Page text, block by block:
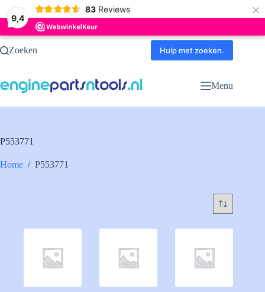
9,4
83 Reviews ×
Ga
naarZoeken Hulp met zoeken.
Menu
P553771
Home / P553771